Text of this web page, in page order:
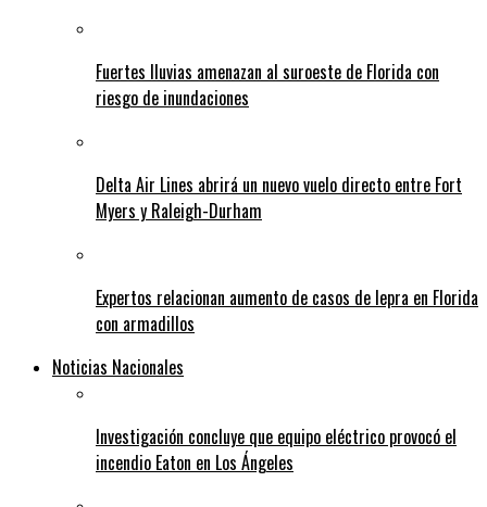
Fuertes lluvias amenazan al suroeste de Florida con
riesgo de inundaciones
Delta Air Lines abrirá un nuevo vuelo directo entre Fort
Myers y Raleigh-Durham
Expertos relacionan aumento de casos de lepra en Florida
con armadillos
Noticias Nacionales
Investigación concluye que equipo eléctrico provocó el
incendio Eaton en Los Ángeles